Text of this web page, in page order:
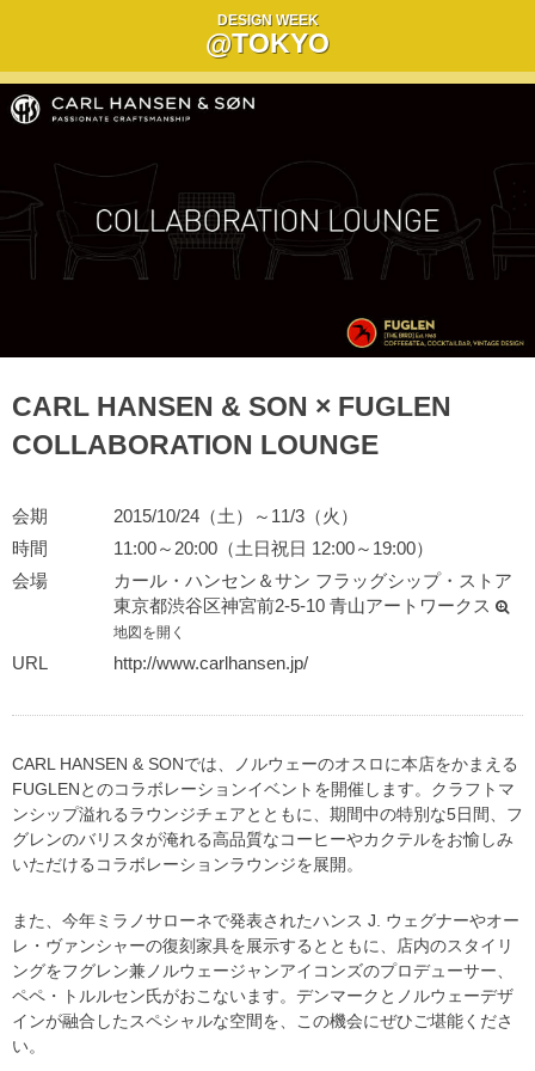
DESIGN WEEK
@TOKYO
CARL HANSEN & SON × FUGLEN
COLLABORATION LOUNGE
会期
2015/10/24（土）～11/3（火）
時間
11:00～20:00（土日祝日 12:00～19:00）
会場
カール・ハンセン＆サン フラッグシップ・ストア
東京都渋谷区神宮前2-5-10 青山アートワークス
地図を開く
URL http://www.carlhansen.jp/
CARL HANSEN & SONでは、ノルウェーのオスロに本店をかまえる
FUGLENとのコラボレーションイベントを開催します。クラフトマ
ンシップ溢れるラウンジチェアとともに、期間中の特別な5日間、フ
グレンのバリスタが淹れる高品質なコーヒーやカクテルをお愉しみ
いただけるコラボレーションラウンジを展開。
また、今年ミラノサローネで発表されたハンス J. ウェグナーやオー
レ・ヴァンシャーの復刻家具を展示するとともに、店内のスタイリ
ングをフグレン兼ノルウェージャンアイコンズのプロデューサー、
ペペ・トルルセン氏がおこないます。デンマークとノルウェーデザ
インが融合したスペシャルな空間を、この機会にぜひご堪能くださ
い。